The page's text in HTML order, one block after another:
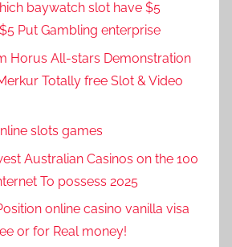
baywatch slot have $5
Put Gambling enterprise
Horus All-stars Demonstration
Totally free Slot & Video
slots games
Australian Casinos on the 100
To possess 2025
online casino vanilla visa
or for Real money!